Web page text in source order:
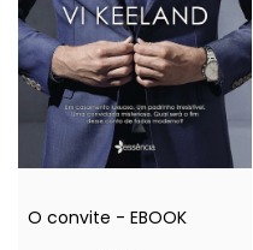
O convite - EBOOK